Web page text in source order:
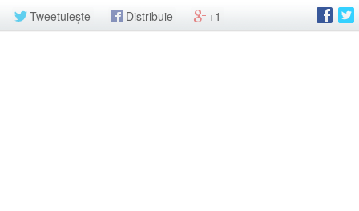
Tweetuiește Distribuie +1